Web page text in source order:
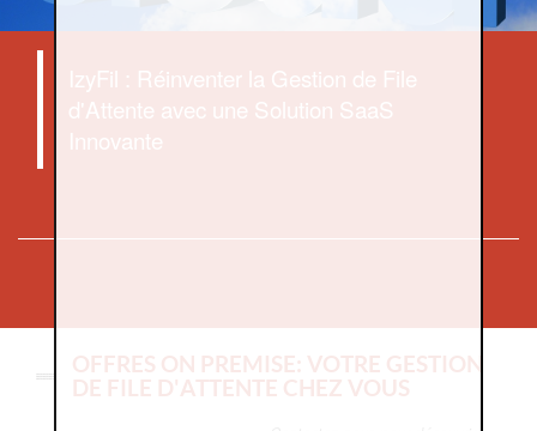
IzyFil : Réinventer la Gestion de File
d'Attente avec une Solution SaaS
Innovante
OFFRES ON PREMISE: VOTRE GESTION
DE FILE D'ATTENTE CHEZ VOUS